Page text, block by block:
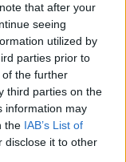
that after your
seeing
utilized by
parties prior to
the further
third parties on the
information may
the IAB’s List of
disclose it to other
occasione per
campo aperto,
entra in
Sul
il pareggio